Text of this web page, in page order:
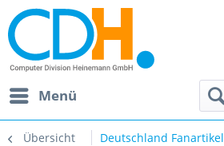
Menü
Übersicht Deutschland Fanartikel